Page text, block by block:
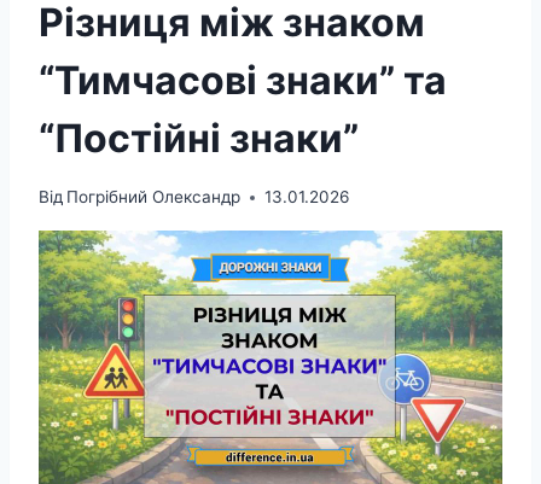
Різниця між знаком
“Тимчасові знаки” та
“Постійні знаки”
Від Погрібний Олександр 13.01.2026